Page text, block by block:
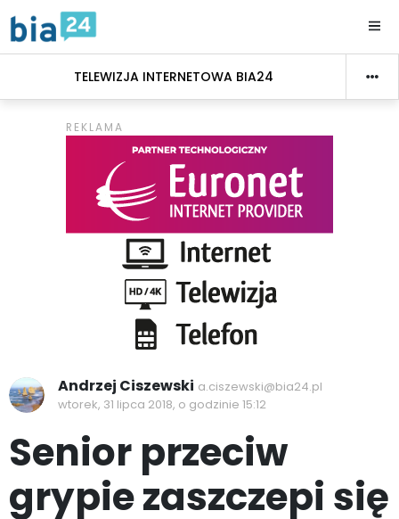
TELEWIZJA INTERNETOWA BIA24
Andrzej Ciszewski a.ciszewski@bia24.pl
wtorek, 31 lipca 2018, o godzinie 15:12
Senior przeciw
grypie zaszczepi się